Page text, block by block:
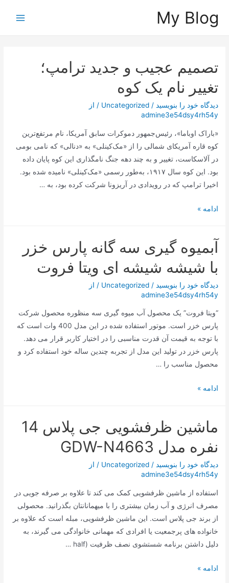
My Blog
تصمیم عجیب و جدید ترامپ؛
تغییر نام یک کوه
دیدگاه‌ خود را بنویسید /
Uncategorized / از
admine3e54dsy4rh54y
«باراک اوباما»، رئیس‌جمهور دموکرات سابق آمریکا، نام مرتفع‌ترین
کوه قاره آمریکای شمالی را از «مک‌کینلی» به «دنالی» که نامی بومی
در آلاسکاست، تغییر و به چند دهه جنگ نامگذاری این کوه پایان داده
بود. این کوه سال ۱۹۱۷، به‌طور رسمی «مک‌کینلی» نامیده شده بود.
اخیرا ترامپ که در رویدادی در آریزونا شرکت کرده بود، به …
تصمیم
جدید
ترامپ؛
تغییر
نام
یک
کوه
ادامه »
آبمیوه گیری سه گانه پارس خزر
با شیشه شیشه ای ویتا فروت
دیدگاه‌ خود را بنویسید /
Uncategorized / از
admine3e54dsy4rh54y
“ویتا فروت” یک محصول آب میوه گیری سه منظوره محصول شرکت
پارس خزر است. موتور استفاده شده در این مدل 400 وات است که
با توجه به قیمت آن قدرت مناسبی را در اختیار کاربر قرار می دهد.
پارس خزر در تولید این مدل از تجربه چندین ساله خود استفاده کرد و
محصول مناسب را …
آبمیوه
گانه
خزر
با
شیشه
شیشه
ویتا
فروت
ادامه »
ماشین ظرفشویی جی پلاس 14
نفره مدل GDW-N4663
دیدگاه‌ خود را بنویسید /
Uncategorized / از
admine3e54dsy4rh54y
استفاده از ماشین ظرفشویی کمک می کند تا علاوه بر صرفه جویی در
مصرف انرژی و آب زمان بیشتری را با میهمانانتان بگذرانید. محصولی
از برند جی پلاس است. این ماشین ظرفشویی، مبله است که علاوه بر
خانواده‌ های پرجمعیت یا افرادی که مهمانی خانوادگی می‌ گیرند، به
دلیل داشتن برنامه شستشوی نصف ظرفیت (half …
ماشین
ادامه »